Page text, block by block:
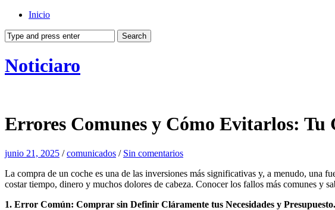
Inicio
Noticiaro
Errores Comunes y Cómo Evitarlos:
junio 21, 2025 /comunicados / Sin comentarios
La compra de un coche es una de las inversiones más significativas y, a menudo, una
costar tiempo, dinero y muchos dolores de cabeza. Conocer los fallos más comunes y
1. Error Común: Comprar sin Definir Cláramente tus Necesidades y Presupuesto.